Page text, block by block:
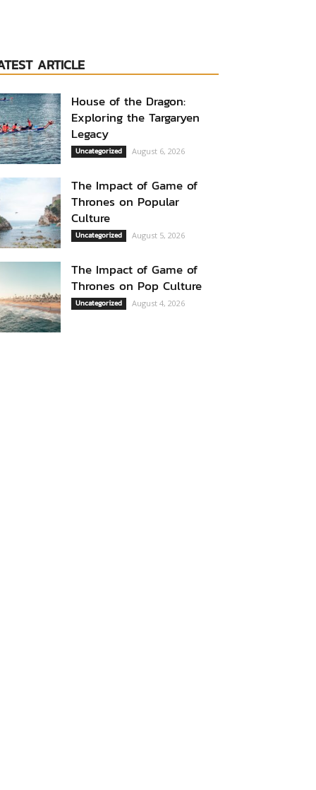
ARTICLE
House of the Dragon:
Exploring the Targaryen
Legacy
Uncategorized August 6, 2026
The Impact of Game of
Thrones on Popular
Culture
Uncategorized August 5, 2026
The Impact of Game of
Thrones on Pop Culture
Uncategorized August 4, 2026